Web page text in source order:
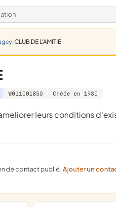
CLUB DE L'AMITIE
W011001850 Créée en 1980
de contact publié.Ajouter un